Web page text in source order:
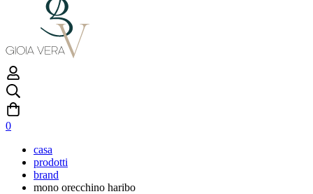
0
casa
prodotti
brand
mono orecchino haribo